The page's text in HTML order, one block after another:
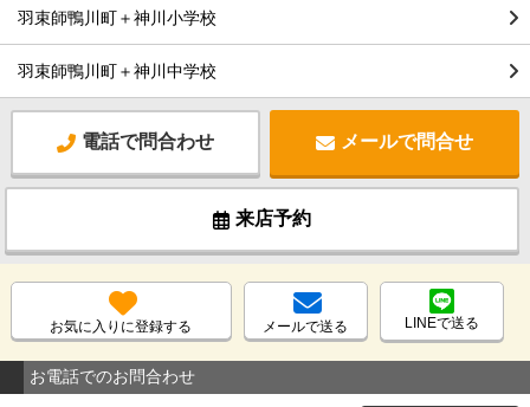
羽束師鴨川町＋神川小学校
羽束師鴨川町＋神川中学校
電話で問合わせ メールで問合せ
来店予約
お気に入りに登録する メールで送る LINEで送る
お電話でのお問合わせ